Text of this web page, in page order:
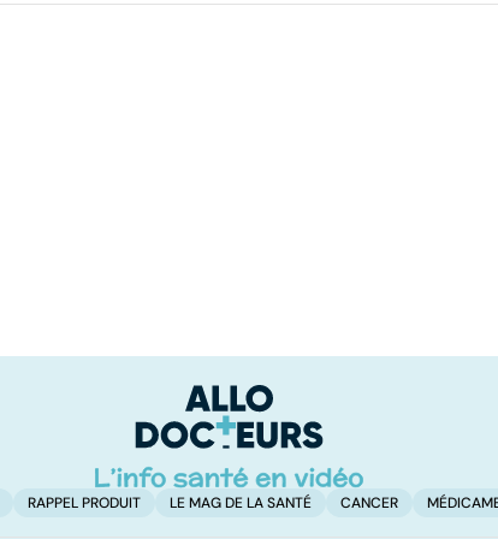
RAPPEL PRODUIT LE MAG DE LA SANTÉ CANCER